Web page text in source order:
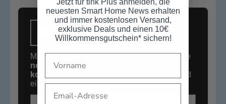
Melde Dich jetzt kostenlos an und erhalte die
neuesten Smart Home News
kostenlosen Versand
und
einen10€ Willkommensgutschein*.
E-Mail-Adresse
Jetzt für tink Plus anmelden, die
neuesten Smart Home News erhalten
und immer kostenlosen Versand,
exklusive Deals und einen 10€
Willkommensgutschein* sichern!